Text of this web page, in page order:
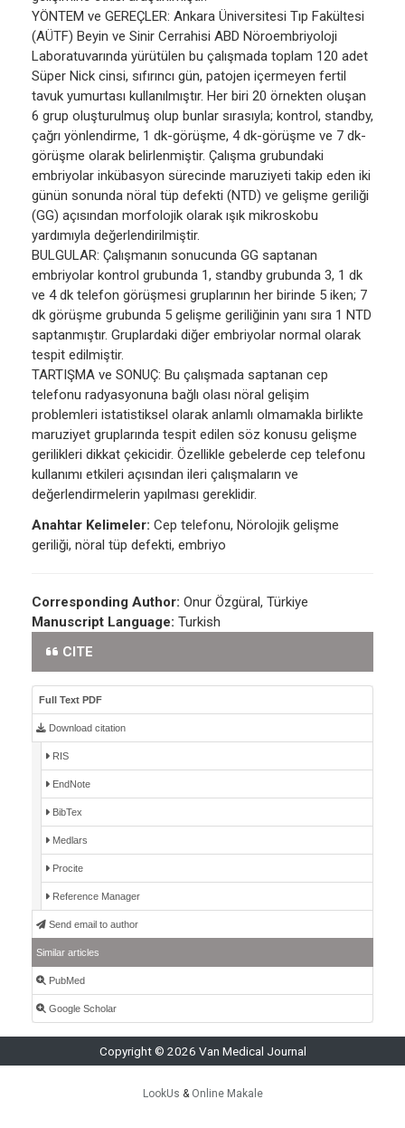
YÖNTEM ve GEREÇLER: Ankara Üniversitesi Tıp Fakültesi
(AÜTF) Beyin ve Sinir Cerrahisi ABD Nöroembriyoloji
Laboratuvarında yürütülen bu çalışmada toplam 120 adet
Süper Nick cinsi, sıfırıncı gün, patojen içermeyen fertil
tavuk yumurtası kullanılmıştır. Her biri 20 örnekten oluşan
6 grup oluşturulmuş olup bunlar sırasıyla; kontrol, standby,
çağrı yönlendirme, 1 dk-görüşme, 4 dk-görüşme ve 7 dk-
görüşme olarak belirlenmiştir. Çalışma grubundaki
embriyolar inkübasyon sürecinde maruziyeti takip eden iki
günün sonunda nöral tüp defekti (NTD) ve gelişme geriliği
(GG) açısından morfolojik olarak ışık mikroskobu
yardımıyla değerlendirilmiştir.
BULGULAR: Çalışmanın sonucunda GG saptanan
embriyolar kontrol grubunda 1, standby grubunda 3, 1 dk
ve 4 dk telefon görüşmesi gruplarının her birinde 5 iken; 7
dk görüşme grubunda 5 gelişme geriliğinin yanı sıra 1 NTD
saptanmıştır. Gruplardaki diğer embriyolar normal olarak
tespit edilmiştir.
TARTIŞMA ve SONUÇ: Bu çalışmada saptanan cep
telefonu radyasyonuna bağlı olası nöral gelişim
problemleri istatistiksel olarak anlamlı olmamakla birlikte
maruziyet gruplarında tespit edilen söz konusu gelişme
gerilikleri dikkat çekicidir. Özellikle gebelerde cep telefonu
kullanımı etkileri açısından ileri çalışmaların ve
değerlendirmelerin yapılması gereklidir.
Anahtar Kelimeler: Cep telefonu, Nörolojik gelişme
geriliği, nöral tüp defekti, embriyo
Corresponding Author: Onur Özgüral, Türkiye
Manuscript Language: Turkish
CITE
Full Text PDF
Download citation
RIS
EndNote
BibTex
Medlars
Procite
Reference Manager
Send email to author
Similar articles
PubMed
Google Scholar
Copyright © 2026 Van Medical Journal
LookUs & Online Makale